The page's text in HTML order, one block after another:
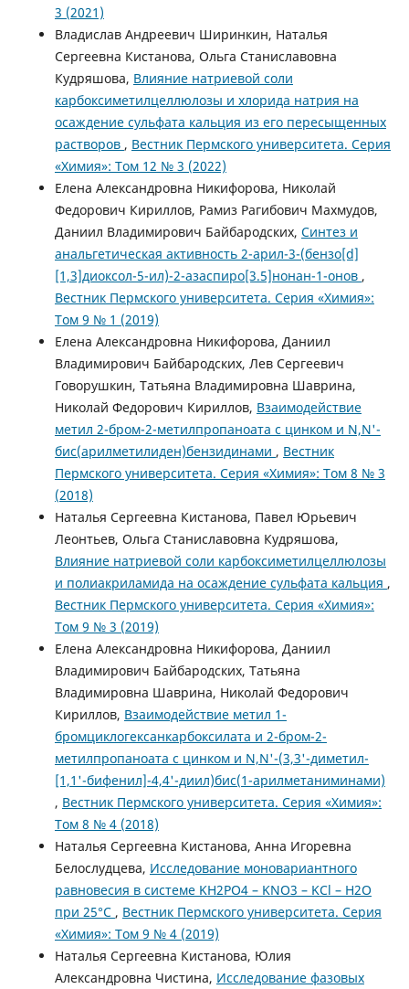
3 (2021)
Владислав Андреевич Ширинкин, Наталья
Сергеевна Кистанова, Ольга Станиславовна
Кудряшова, Влияние натриевой соли
карбоксиметилцеллюлозы и хлорида натрия на
осаждение сульфата кальция из его пересыщенных
растворов , Вестник Пермского университета. Серия
«Химия»: Том 12 № 3 (2022)
Елена Александровна Никифорова, Николай
Федорович Кириллов, Рамиз Рагибович Махмудов,
Даниил Владимирович Байбародских, Синтез и
анальгетическая активность 2-арил-3-(бензо[d]
[1,3]диоксол-5-ил)-2-азаспиро[3.5]нонан-1-онов ,
Вестник Пермского университета. Серия «Химия»:
Том 9 № 1 (2019)
Елена Александровна Никифорова, Даниил
Владимирович Байбародских, Лев Сергеевич
Говорушкин, Татьяна Владимировна Шаврина,
Николай Федорович Кириллов, Взаимодействие
метил 2-бром-2-метилпропаноата с цинком и N,N'-
бис(арилметилиден)бензидинами , Вестник
Пермского университета. Серия «Химия»: Том 8 № 3
(2018)
Наталья Сергеевна Кистанова, Павел Юрьевич
Леонтьев, Ольга Станиславовна Кудряшова,
Влияние натриевой соли карбоксиметилцеллюлозы
и полиакриламида на осаждение сульфата кальция ,
Вестник Пермского университета. Серия «Химия»:
Том 9 № 3 (2019)
Елена Александровна Никифорова, Даниил
Владимирович Байбародских, Татьяна
Владимировна Шаврина, Николай Федорович
Кириллов, Взаимодействие метил 1-
бромциклогексанкарбоксилата и 2-бром-2-
метилпропаноата с цинком и N,N'-(3,3'-диметил-
[1,1'-бифенил]-4,4'-диил)бис(1-арилметаниминами)
, Вестник Пермского университета. Серия «Химия»:
Том 8 № 4 (2018)
Наталья Сергеевна Кистанова, Анна Игоревна
Белослудцева, Исследование моновариантного
равновесия в системе KH2PO4 – KNO3 – KCl – H2O
при 25°C , Вестник Пермского университета. Серия
«Химия»: Том 9 № 4 (2019)
Наталья Сергеевна Кистанова, Юлия
Александровна Чистина, Исследование фазовых